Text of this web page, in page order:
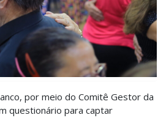
por meio do Comitê Gestor da
questionário para captar